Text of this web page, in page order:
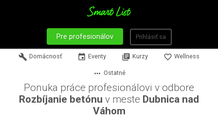
Pre profesionálov Prihlásiť sa
build Domácnosť event Eventy library_books Kurzy favorite_border Wellness
more_horiz Ostatné
Ponuka práce profesionálovi v odbore
Rozbíjanie betónu v meste Dubnica nad
Váhom